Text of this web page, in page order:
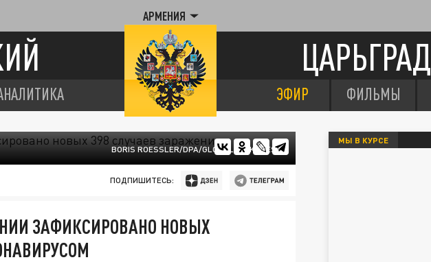
АРМЕНИЯ
ЦАРЬГРАД
ЭФИР ФИЛЬМЫ
BORIS ROESSLER/DPA/GLOBALLOOKPRESS
ПОДПИШИТЕСЬ:
ЗАФИКСИРОВАНО НОВЫХ
МЫ В КУРСЕ